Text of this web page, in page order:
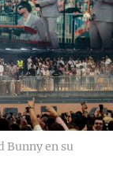
Bunny en su